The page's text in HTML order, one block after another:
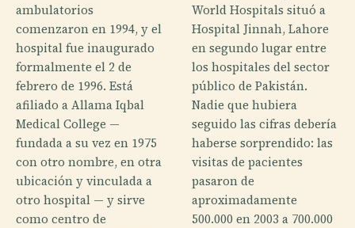
ambulatorios
comenzaron en 1994, y el
hospital fue inaugurado
formalmente el 2 de
febrero de 1996. Está
afiliado a Allama Iqbal
Medical College —
fundada a su vez en 1975
con otro nombre, en otra
ubicación y vinculada a
otro hospital — y sirve
como centro de
World Hospitals situó a
Hospital Jinnah, Lahore
en segundo lugar entre
los hospitales del sector
público de Pakistán.
Nadie que hubiera
seguido las cifras debería
haberse sorprendido: las
visitas de pacientes
pasaron de
aproximadamente
500.000 en 2003 a 700.000